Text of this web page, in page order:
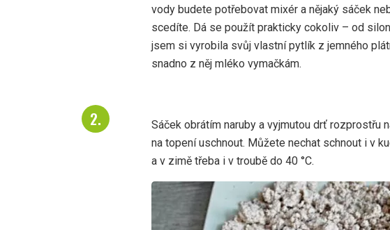
vody budete potřebovat mixér a nějaký sáček
scedíte. Dá se použít prakticky cokoliv – od
jsem si vyrobila svůj vlastní pytlík z jemného
snadno z něj mléko vymačkám.
Sáček obrátím naruby a vyjmutou drť rozprostřu
na topení uschnout. Můžete nechat schnout i v
a v zimě třeba i v troubě do 40 °C.